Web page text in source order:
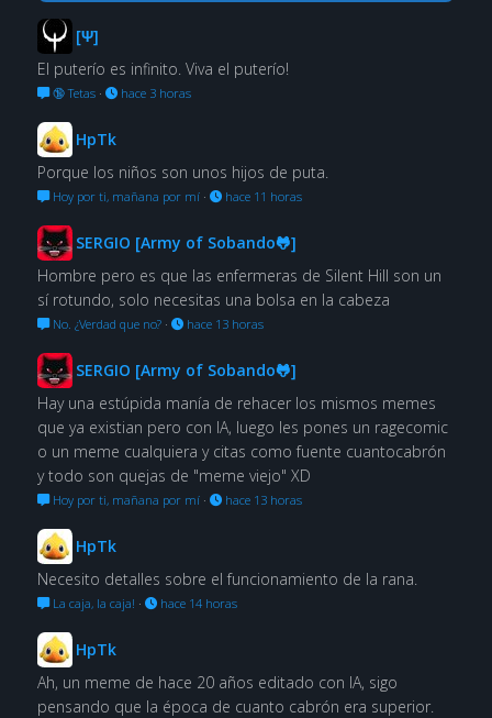
[Ψ]
El puterío es infinito. Viva el puterío!
🔞 Tetas· hace 3 horas
HpTk
Porque los niños son unos hijos de puta.
Hoy por ti, mañana por mí· hace 11 horas
SERGIO [Army of Sobando🐸]
Hombre pero es que las enfermeras de Silent Hill son un
sí rotundo, solo necesitas una bolsa en la cabeza
No. ¿Verdad que no?· hace 13 horas
SERGIO [Army of Sobando🐸]
Hay una estúpida manía de rehacer los mismos memes
que ya existian pero con IA, luego les pones un ragecomic
o un meme cualquiera y citas como fuente cuantocabrón
y todo son quejas de "meme viejo" XD
Hoy por ti, mañana por mí· hace 13 horas
HpTk
Necesito detalles sobre el funcionamiento de la rana.
La caja, la caja! · hace 14 horas
HpTk
Ah, un meme de hace 20 años editado con IA, sigo
pensando que la época de cuanto cabrón era superior.